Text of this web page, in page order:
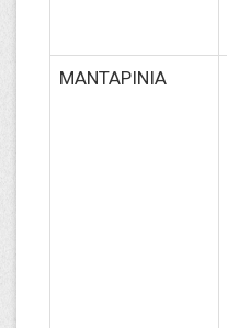
ΜΑΝΤΑΡΙΝΙΑ